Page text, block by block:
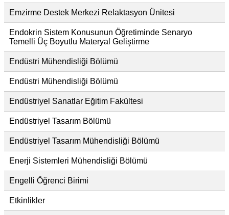
Emzirme Destek Merkezi Relaktasyon Ünitesi
Endokrin Sistem Konusunun Öğretiminde Senaryo
Temelli Üç Boyutlu Materyal Geliştirme
Endüstri Mühendisliği Bölümü
Endüstri Mühendisliği Bölümü
Endüstriyel Sanatlar Eğitim Fakültesi
Endüstriyel Tasarım Bölümü
Endüstriyel Tasarım Mühendisliği Bölümü
Enerji Sistemleri Mühendisliği Bölümü
Engelli Öğrenci Birimi
Etkinlikler